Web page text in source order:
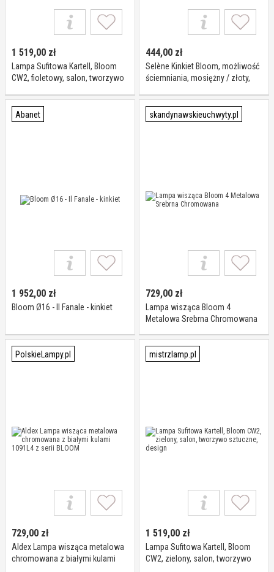
1 519,00 zł
Lampa Sufitowa Kartell, Bloom
CW2, fioletowy, salon, tworzywo
444,00 zł
Selène Kinkiet Bloom, możliwość
ściemniania, mosiężny / złoty,
Abanet
1 952,00 zł
Bloom Ø16 - Il Fanale - kinkiet
skandynawskieuchwyty.pl
729,00 zł
Lampa wisząca Bloom 4
Metalowa Srebrna Chromowana
PolskieLampy.pl
729,00 zł
Aldex Lampa wisząca metalowa
chromowana z białymi kulami
mistrzlamp.pl
1 519,00 zł
Lampa Sufitowa Kartell, Bloom
CW2, zielony, salon, tworzywo